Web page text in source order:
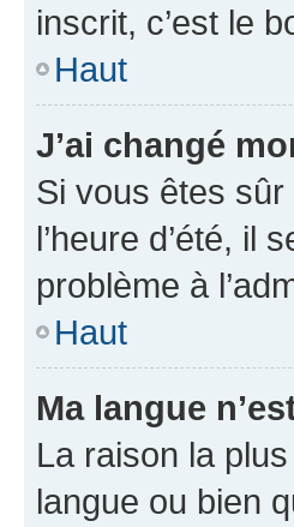
inscrit, c’est le
Haut
J’ai changé
Si vous êtes
l’heure d’été, il
problème à
Haut
Ma langue
La raison la
langue ou bien